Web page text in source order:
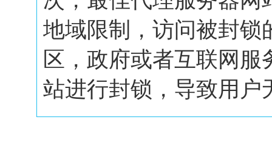
地域限制，访问被封锁
区，政府或者互联网
站进行封锁，导致用户